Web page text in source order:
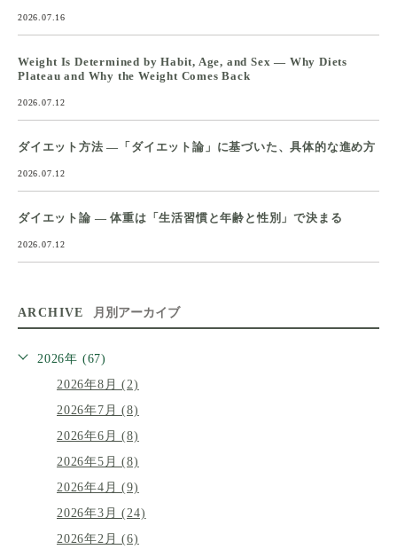
2026.07.16
Weight Is Determined by Habit, Age, and Sex — Why Diets
Plateau and Why the Weight Comes Back
2026.07.12
ダイエット方法 ―「ダイエット論」に基づいた、具体的な進め方
2026.07.12
ダイエット論 ― 体重は「生活習慣と年齢と性別」で決まる
2026.07.12
ARCHIVE 月別アーカイブ
2026年 (67)
2026年8月 (2)
2026年7月 (8)
2026年6月 (8)
2026年5月 (8)
2026年4月 (9)
2026年3月 (24)
2026年2月 (6)